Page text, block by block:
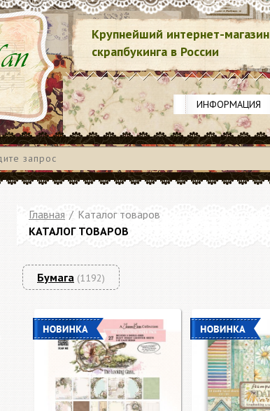
Крупнейший интернет-магазин
скрапбукинга в России
ИНФОРМАЦИЯ
Главная / Каталог товаров
КАТАЛОГ ТОВАРОВ
Бумага (1192)